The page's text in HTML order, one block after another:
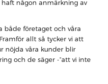
någon anmärkning av
både företaget och våra
allt så tycker vi att
nöjda våra kunder blir
och de säger -”att vi inte